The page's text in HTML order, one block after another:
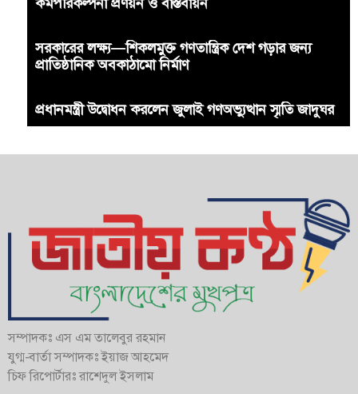
সরকারের লক্ষ্য—শিকলমুক্ত গণতান্ত্রিক দেশ গড়ার জন্য
প্রাতিষ্ঠানিক অবকাঠামো নির্মাণ
প্রধানমন্ত্রী উদ্বোধন করলেন জুলাই গণঅভ্যুত্থান স্মৃতি জাদুঘর
সম্পাদকঃ এস এম তালেবুর রহমান
যুগ্ম-বার্তা সম্পাদকঃ ইয়াজ আহমেদ
চিফ রিপোর্টারঃ রাশেদুল ইসলাম